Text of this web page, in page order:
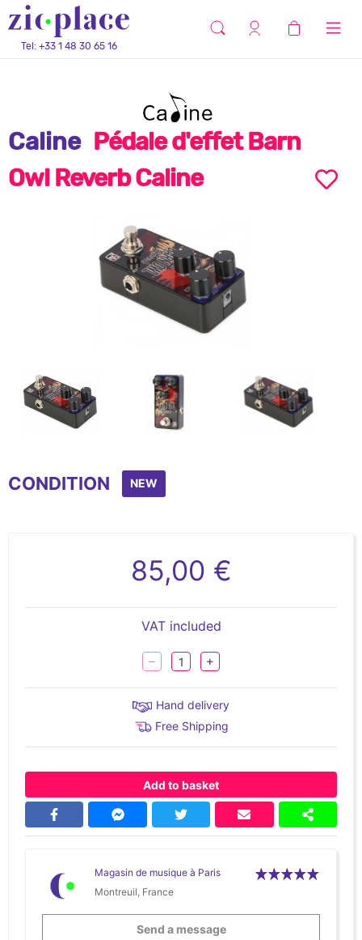
Tel: +33 1 48 30 65 16
Caline Pédale d'effet Barn
Owl Reverb Caline
of
CONDITION NEW
85,00 €
VAT included
Hand delivery
Free Shipping
Add to basket
Magasin de musique à Paris
Montreuil, France
Send a message